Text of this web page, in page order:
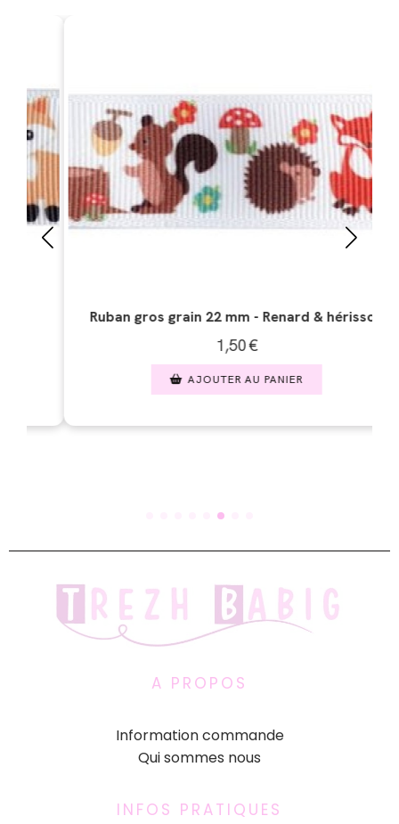
Ruban gros grain 22 mm - Renard & hérisson
€
AJOUTER AU PANIER
A PROPOS
Information commande
Qui sommes nous
INFOS PRATIQUES